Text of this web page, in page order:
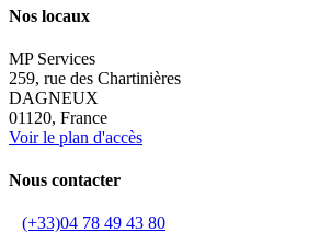
Nos locaux
MP Services
259, rue des Chartinières
DAGNEUX
01120, France
Voir le plan d'accès
Nous contacter
(+33)04 78 49 43 80